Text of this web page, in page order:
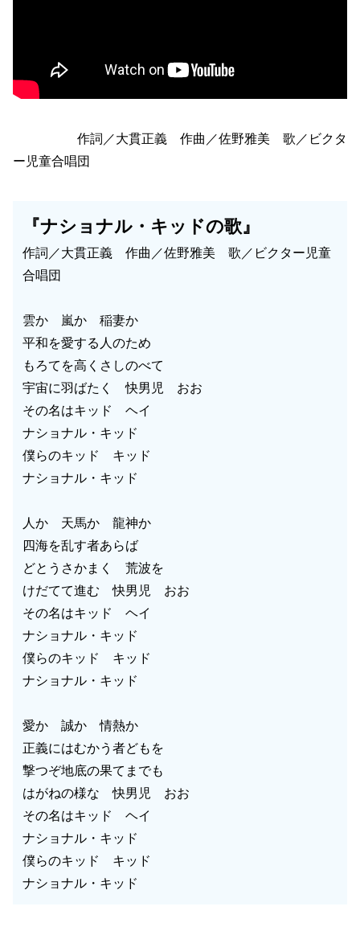
作詞／大貫正義 作曲／佐野雅美 歌／ビクタ
ー児童合唱団
『ナショナル・キッドの歌』
作詞／大貫正義 作曲／佐野雅美 歌／ビクター児童
合唱団
雲か 嵐か 稲妻か
平和を愛する人のため
もろてを高くさしのべて
宇宙に羽ばたく 快男児 おお
その名はキッド ヘイ
ナショナル・キッド
僕らのキッド キッド
ナショナル・キッド
人か 天馬か 龍神か
四海を乱す者あらば
どとうさかまく 荒波を
けだてて進む 快男児 おお
その名はキッド ヘイ
ナショナル・キッド
僕らのキッド キッド
ナショナル・キッド
愛か 誠か 情熱か
正義にはむかう者どもを
撃つぞ地底の果てまでも
はがねの様な 快男児 おお
その名はキッド ヘイ
ナショナル・キッド
僕らのキッド キッド
ナショナル・キッド